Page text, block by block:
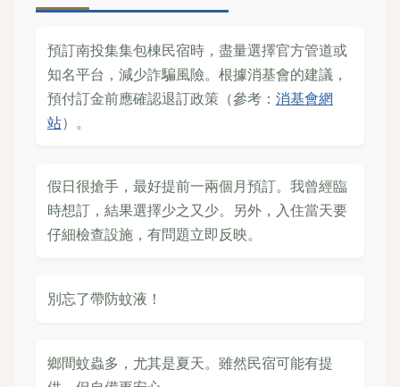
預訂南投集集包棟民宿時，盡量選擇官方管道或
知名平台，減少詐騙風險。根據消基會的建議，
預付訂金前應確認退訂政策（參考： 消基會網
站）。
假日很搶手，最好提前一兩個月預訂。我曾經臨
時想訂，結果選擇少之又少。另外，入住當天要
仔細檢查設施，有問題立即反映。
別忘了帶防蚊液！
鄉間蚊蟲多，尤其是夏天。雖然民宿可能有提